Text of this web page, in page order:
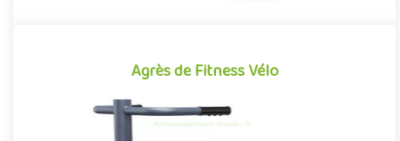
Agrès de Fitness Vélo